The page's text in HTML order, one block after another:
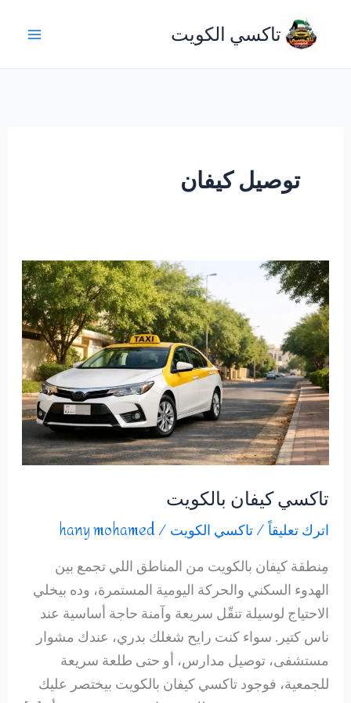
المحتوى
تاكسي الكويت
توصيل كيفان
تاكسي كيفان بالكويت
اترك تعليقاً/تاكسي الكويت/
hany mohamed
مِنطقة كيفان بالكويت من المناطق اللي تجمع بين
الهدوء السكني والحركة اليومية المستمرة، وده بيخلي
الاحتياج لوسيلة تنقّل سريعة وآمنة حاجة أساسية عند
ناس كتير. سواء كنت رايح شغلك بدري، عندك مشوار
مستشفى، توصيل مدارس، أو حتى طلعة سريعة
للجمعية، فوجود تاكسي كيفان بالكويت بيختصر عليك